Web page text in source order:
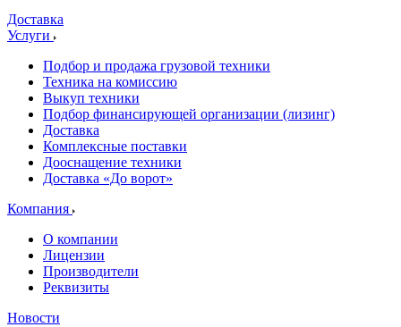
Доставка
Услуги
Подбор и продажа грузовой техники
Техника на комиссию
Выкуп техники
Подбор финансирующей организации (лизинг)
Доставка
Комплексные поставки
Дооснащение техники
Доставка «До ворот»
Компания
О компании
Лицензии
Производители
Реквизиты
Новости